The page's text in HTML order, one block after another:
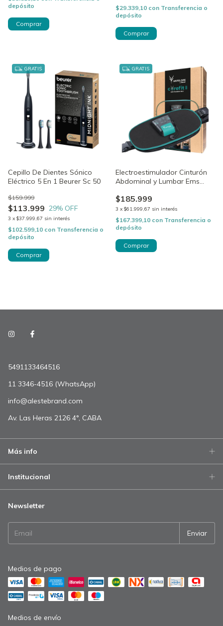
depósito
$29.339,10 con Transferencia o
depósito
GRATIS
Cepillo De Dientes Sónico
Eléctrico 5 En 1 Beurer Sc 50
$113.999
$159.999
29% OFF
3 x $37.999,67 sin interés
$102.599,10 con Transferencia o
depósito
GRATIS
Electroestimulador Cinturón
Abdominal y Lumbar Ems
$185.999
3 x $61.999,67 sin interés
$167.399,10 con Transferencia o
depósito
5491133464516
11 3346-4516 (WhatsApp)
info@alestebrand.com
Av. Las Heras 2126 4°, CABA
Más info
Institucional
Newsletter
Medios de pago
Medios de envío